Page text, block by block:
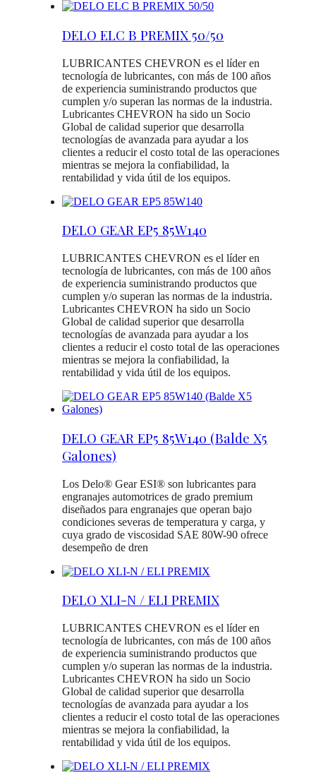
DELO ELC B PREMIX 50/50
LUBRICANTES CHEVRON es el líder en
tecnología de lubricantes, con más de 100 años
de experiencia suministrando productos que
cumplen y/o superan las normas de la industria.
Lubricantes CHEVRON ha sido un Socio
Global de calidad superior que desarrolla
tecnologías de avanzada para ayudar a los
clientes a reducir el costo total de las operaciones
mientras se mejora la confiabilidad, la
rentabilidad y vida útil de los equipos.
DELO GEAR EP5 85W140
LUBRICANTES CHEVRON es el líder en
tecnología de lubricantes, con más de 100 años
de experiencia suministrando productos que
cumplen y/o superan las normas de la industria.
Lubricantes CHEVRON ha sido un Socio
Global de calidad superior que desarrolla
tecnologías de avanzada para ayudar a los
clientes a reducir el costo total de las operaciones
mientras se mejora la confiabilidad, la
rentabilidad y vida útil de los equipos.
DELO GEAR EP5 85W140 (Balde X5
Galones)
Los Delo® Gear ESI® son lubricantes para
engranajes automotrices de grado premium
diseñados para engranajes que operan bajo
condiciones severas de temperatura y carga, y
cuya grado de viscosidad SAE 80W-90 ofrece
desempeño de dren
DELO XLI-N / ELI PREMIX
LUBRICANTES CHEVRON es el líder en
tecnología de lubricantes, con más de 100 años
de experiencia suministrando productos que
cumplen y/o superan las normas de la industria.
Lubricantes CHEVRON ha sido un Socio
Global de calidad superior que desarrolla
tecnologías de avanzada para ayudar a los
clientes a reducir el costo total de las operaciones
mientras se mejora la confiabilidad, la
rentabilidad y vida útil de los equipos.